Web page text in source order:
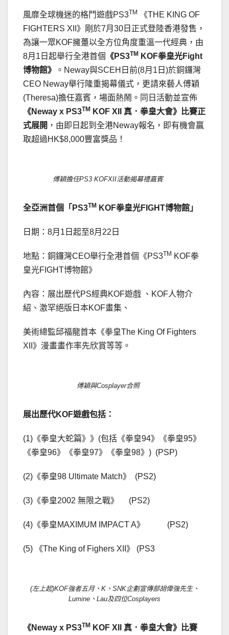
風靡全球機迷的格鬥遊戲PS3TM
《THE KING OF
FIGHTERS XII》剛於7月30日正式登陸香港發售，
為讓一眾KOF擁躉以全方位角度重溫一代經典，由
8月1日起舉行全港首個 《PS3TM KOF拳皇光Fight
博物館》
。Neway與SCEH日前(8月1日)於銅鑼灣
CEO Neway舉行隆重揭幕儀式，更請來藝人傅穎
(Theresa)擔任嘉賓，場面熱鬧。同日活動並宣佈
《Neway x PS3TM KOF XII 真．拳皇大會》比賽正
式展開 ，由即日起到全港Neway報名，即有機會贏
取超過HK$8,000豐富獎品！
傅穎擔任PS3 KOFXII活動揭幕禮嘉賓
全亞洲首個「 PS3TM KOF拳皇光FIGHT博物館」
日期：8月1日起至8月22日
地點：銅鑼灣CEO舉行全港首個《PS3TM KOF拳
皇光FIGHT博物館》
內容：展出歷代PS經典KOF遊戲 、KOF人物介
紹、激罕絕版日本KOF畫集、
美術總監邱福龍首本《拳皇The King Of Fighters
XII》漫畫畫作率先欣賞等等。
傅穎與Cosplayer合照
展出歷代KOF遊戲包括：
(1)《拳皇大蛇篇》》(包括《拳皇94》《拳皇95》
《拳皇96》《拳皇97》《拳皇98》) (PSP)
(2)《拳皇98 Ultimate Match》 (PS2)
(3)《拳皇2002 無限之戰》 (PS2)
(4)《拳皇MAXIMUM IMPACT A》 (PS2)
(5) 《The King of Fighers XII》 (PS3
(左上起)KOF強者五月、K、SNK企劃宣傳部胡偉強先生、
Lumine、Lau及四位Cosplayers
《Neway x PS3TM KOF XII 真．拳皇大會》比賽